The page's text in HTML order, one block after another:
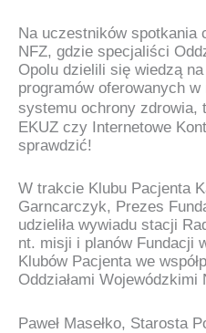
Na uczestników spotkania
NFZ, gdzie specjaliści
Opolu dzielili się wiedzą
programów oferowanych
systemu ochrony zdrowia,
EKUZ czy Internetowe
sprawdzić!
W trakcie Klubu Pacjenta
Garncarczyk, Prezes
udzieliła wywiadu stacji
nt. misji i planów Fundacji
Klubów Pacjenta we
Oddziałami Wojewódzkimi
Paweł Masełko, Starosta